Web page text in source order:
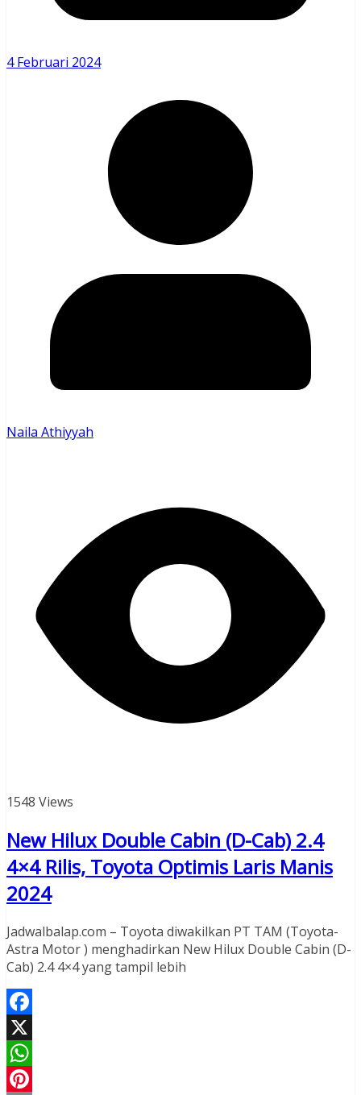
4 Februari 2024
Naila Athiyyah
1548 Views
New Hilux Double Cabin (D-Cab) 2.4
4×4 Rilis, Toyota Optimis Laris Manis
2024
Jadwalbalap.com – Toyota diwakilkan PT TAM (Toyota-
Astra Motor ) menghadirkan New Hilux Double Cabin (D-
Cab) 2.4 4×4 yang tampil lebih
Facebook
X
WhatsApp